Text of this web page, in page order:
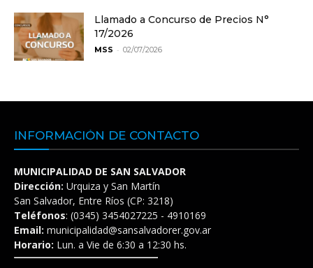
Llamado a Concurso de Precios N°
17/2026
MSS - 02/07/2026
INFORMACIÓN DE CONTACTO
MUNICIPALIDAD DE SAN SALVADOR
Dirección: Urquiza y San Martín
San Salvador, Entre Ríos (CP: 3218)
Teléfonos: (0345) 3454027225 - 4910169
Email: municipalidad@sansalvadorer.gov.ar
Horario: Lun. a Vie de 6:30 a 12:30 hs.